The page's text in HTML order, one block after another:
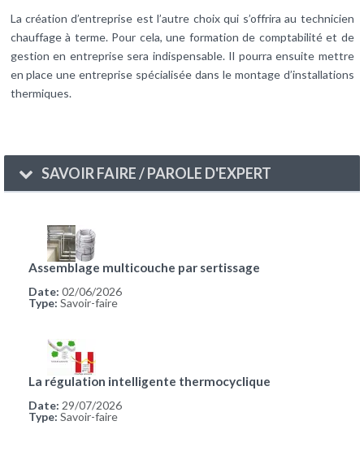
La création d’entreprise est l’autre choix qui s’offrira au technicien
chauffage à terme. Pour cela, une formation de comptabilité et de
gestion en entreprise sera indispensable. Il pourra ensuite mettre
en place une entreprise spécialisée dans le montage d’installations
thermiques.
SAVOIR FAIRE / PAROLE D'EXPERT
Assemblage multicouche par sertissage
Date: 02/06/2026
Type: Savoir-faire
La régulation intelligente thermocyclique
Date: 29/07/2026
Type: Savoir-faire